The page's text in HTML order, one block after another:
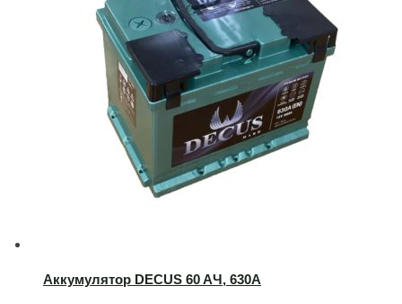
Аккумулятор DECUS 60 AЧ, 630А